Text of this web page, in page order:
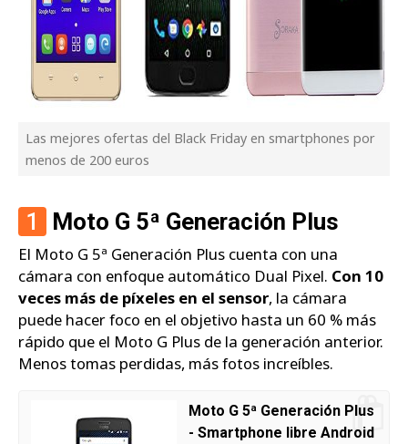
Las mejores ofertas del Black Friday en smartphones por
menos de 200 euros
1 Moto G 5ª Generación Plus
El Moto G 5ª Generación Plus cuenta con una
cámara con enfoque automático Dual Pixel. Con 10
veces más de píxeles en el sensor, la cámara
puede hacer foco en el objetivo hasta un 60 % más
rápido que el Moto G Plus de la generación anterior.
Menos tomas perdidas, más fotos increíbles.
Moto G 5ª Generación Plus
- Smartphone libre Android